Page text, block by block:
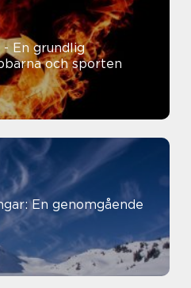
En grundlig
och sporten
En genomgående